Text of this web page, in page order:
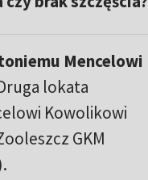
Mencelowi
lokata
Kowolikowi
GKM